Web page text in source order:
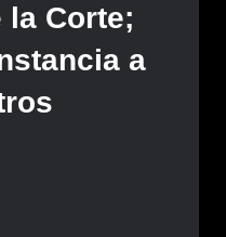
la Corte;
a